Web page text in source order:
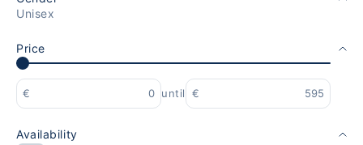
Unisex
Price
€ until €
Availability